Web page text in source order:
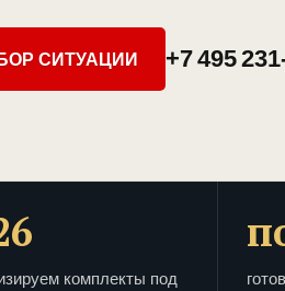
СИТУАЦИИ +7 495
комплекты под